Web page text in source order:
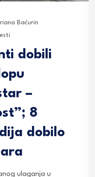
Baćurin
dobili
–
8
dobilo
ulaganja u